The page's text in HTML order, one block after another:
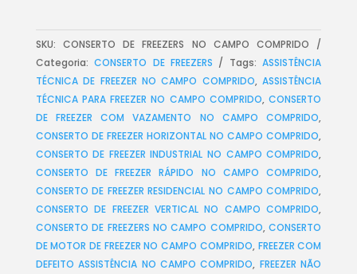
SKU: CONSERTO DE FREEZERS NO CAMPO COMPRIDO
Categoria:CONSERTO DE FREEZERS Tags:ASSISTÊNCIA
TÉCNICA DE FREEZER NO CAMPO COMPRIDO,ASSISTÊNCIA
TÉCNICA PARA FREEZER NO CAMPO COMPRIDO,CONSERTO
DE FREEZER COM VAZAMENTO NO CAMPO COMPRIDO,
CONSERTO DE FREEZER HORIZONTAL NO CAMPO COMPRIDO,
CONSERTO DE FREEZER INDUSTRIAL NO CAMPO COMPRIDO,
CONSERTO DE FREEZER RÁPIDO NO CAMPO COMPRIDO,
CONSERTO DE FREEZER RESIDENCIAL NO CAMPO COMPRIDO,
CONSERTO DE FREEZER VERTICAL NO CAMPO COMPRIDO,
CONSERTO DE FREEZERS NO CAMPO COMPRIDO,CONSERTO
DE MOTOR DE FREEZER NO CAMPO COMPRIDO, FREEZER COM
DEFEITO ASSISTÊNCIA NO CAMPO COMPRIDO, FREEZER NÃO